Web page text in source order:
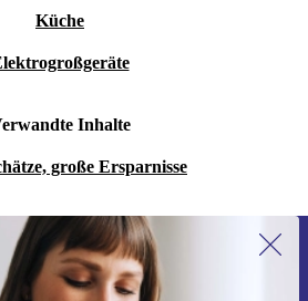
Küche
Inhalte
große Ersparnisse
zum Newsletter anmelden,